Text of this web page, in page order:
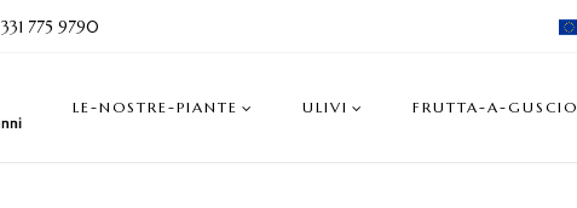
331 775 9790
LE-NOSTRE-PIANTE ULIVI FRUTTA-A-GUSCIO